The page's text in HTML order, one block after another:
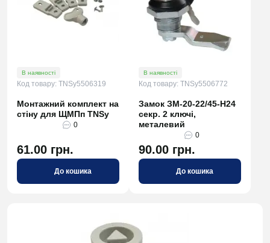
В наявності
Код товару: TNSy5506319
Монтажний комплект на
стіну для ЩМПп TNSy
0
61.00 грн.
До кошика
В наявності
Код товару: TNSy5506772
Замок ЗМ-20-22/45-H24
секр. 2 ключі,
металевий
0
90.00 грн.
До кошика